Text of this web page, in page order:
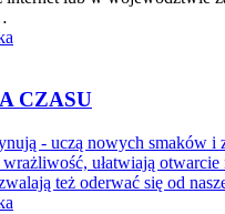
CZASU
- uczą nowych smaków i
ułatwiają
też oderwać się od